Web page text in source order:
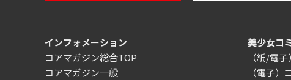
インフォメーション
コアマガジン総合TOP
コアマガジン一般
美少女コ
（紙/電
（電子